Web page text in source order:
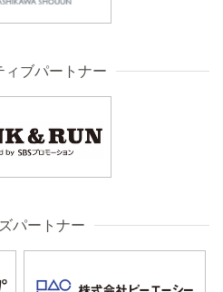
ィブパートナー
パートナー